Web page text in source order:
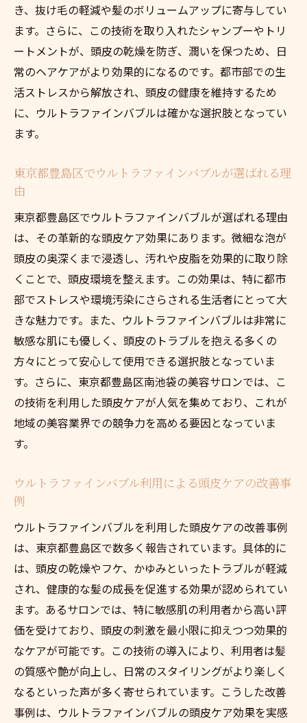
き、抜け毛の軽減や髪のボリュームアップに寄与してい
ます。さらに、この技術を取り入れたシャンプーやトリ
ートメントが、頭皮の乾燥を防ぎ、潤いを保つため、日
常のヘアケアがより効果的になるのです。都市部での生
活ストレスから解放され、頭皮の健康を維持するため
に、ウルトラファインバブルは確かな選択肢となってい
ます。
東京都豊島区でウルトラファインバブルが選ばれる理
由
東京都豊島区でウルトラファインバブルが選ばれる理由
は、その革新的な頭皮ケア効果にあります。微細な泡が
頭皮の奥深くまで浸透し、汚れや皮脂を効果的に取り除
くことで、頭皮環境を整えます。この効果は、特に都市
部でストレスや環境汚染にさらされる生活者にとって大
きな魅力です。また、ウルトラファインバブルは非常に
敏感な肌にも優しく、頭皮のトラブルを抱える多くの
方々にとって安心して使用できる選択肢となっていま
す。さらに、東京都豊島区南池袋の美容サロンでは、こ
の技術を利用した頭皮ケアが人気を集めており、これが
地域の美容業界での競争力を高める要因となっていま
す。
ウルトラファインバブル利用による頭皮ケアの改善事
例
ウルトラファインバブルを利用した頭皮ケアの改善事例
は、東京都豊島区で数多く報告されています。具体的に
は、頭皮の乾燥やフケ、かゆみといったトラブルが軽減
され、健康的な髪の成長を促進する効果が認められてい
ます。あるサロンでは、特に敏感肌の利用者から高い評
価を受けており、頭皮の刺激を最小限に抑えつつ効果的
なケアが可能です。この技術の導入により、利用者は髪
の質感や艶が向上し、日常のスタイリングがより楽しく
なるといった声が多く寄せられています。こうした改善
事例は、ウルトラファインバブルの頭皮ケア効果を実感